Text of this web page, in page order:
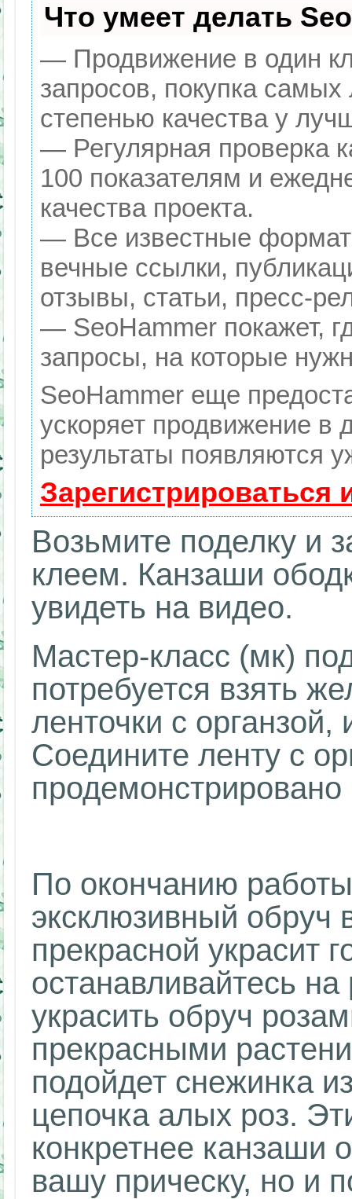
Что умеет делать
— Продвижение в один
запросов, покупка
степенью качества у
— Регулярная проверка
100 показателям и
качества проекта.
— Все известные
вечные ссылки,
отзывы, статьи, пресс-
— SeoHammer покажет,
запросы, на которые
SeoHammer еще
ускоряет продвижение в
результаты появляются
Возьмите поделку и
клеем. Канзаши
увидеть на видео.
Мастер-класс (мк)
потребуется взять
ленточки с
Соедините ленту с
По окончанию
эксклюзивный обруч
прекрасной украсит
останавливайтесь
украсить обруч
прекрасными
подойдет снежинка
цепочка алых роз.
конкретнее канзаши
вашу прическу, но и